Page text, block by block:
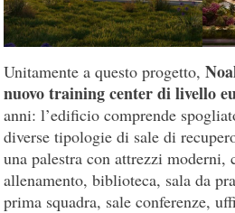
Unitamente a questo progetto,
nuovo training center di livello
anni: l’edificio comprende
diverse tipologie di sale di
una palestra con attrezzi
allenamento, biblioteca, sala da
prima squadra, sale conferenze,